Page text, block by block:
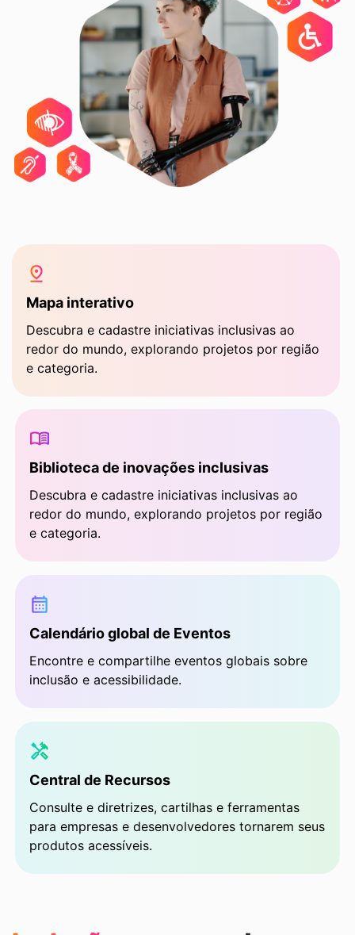
Mapa interativo
Descubra e cadastre iniciativas inclusivas ao
redor do mundo, explorando projetos por região
e categoria.
Biblioteca de inovações inclusivas
Descubra e cadastre iniciativas inclusivas ao
redor do mundo, explorando projetos por região
e categoria.
Calendário global de Eventos
Encontre e compartilhe eventos globais sobre
inclusão e acessibilidade.
Central de Recursos
Consulte e diretrizes, cartilhas e ferramentas
para empresas e desenvolvedores tornarem seus
produtos acessíveis.